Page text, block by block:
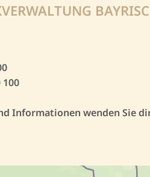
100
Informationen wenden Sie